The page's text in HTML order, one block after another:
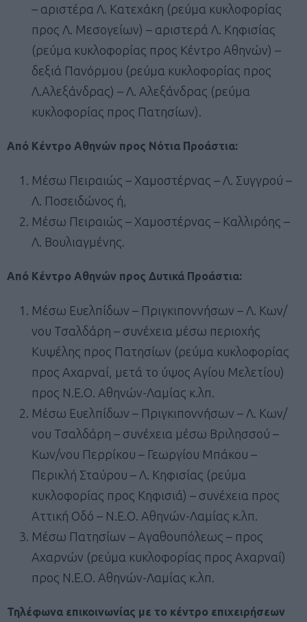
– αριστέρα Λ. Κατεχάκη (ρεύμα κυκλοφορίας
προς Λ. Μεσογείων) – αριστερά Λ. Κηφισίας
(ρεύμα κυκλοφορίας προς Κέντρο Αθηνών) –
δεξιά Πανόρμου (ρεύμα κυκλοφορίας προς
Λ.Αλεξάνδρας) – Λ. Αλεξάνδρας (ρεύμα
κυκλοφορίας προς Πατησίων).
Από Κέντρο Αθηνών προς Νότια Προάστια:
Μέσω Πειραιώς – Χαμοστέρνας – Λ. Συγγρού –
Λ. Ποσειδώνος ή,
Μέσω Πειραιώς – Χαμοστέρνας – Καλλιρόης –
Λ. Βουλιαγμένης.
Από Κέντρο Αθηνών προς Δυτικά Προάστια:
Μέσω Ευελπίδων – Πριγκιποννήσων – Λ. Κων/
νου Τσαλδάρη – συνέχεια μέσω περιοχής
Κυψέλης προς Πατησίων (ρεύμα κυκλοφορίας
προς Αχαρναί, μετά το ύψος Αγίου Μελετίου)
προς Ν.Ε.Ο. Αθηνών-Λαμίας κ.λπ.
Μέσω Ευελπίδων – Πριγκιποννήσων – Λ. Κων/
νου Τσαλδάρη – συνέχεια μέσω Βριλησσού –
Κων/νου Περρίκου – Γεωργίου Μπάκου –
Περικλή Σταύρου – Λ. Κηφισίας (ρεύμα
κυκλοφορίας προς Κηφισιά) – συνέχεια προς
Αττική Οδό – Ν.Ε.Ο. Αθηνών-Λαμίας κ.λπ.
Μέσω Πατησίων – Αγαθουπόλεως – προς
Αχαρνών (ρεύμα κυκλοφορίας προς Αχαρναί)
προς Ν.Ε.Ο. Αθηνών-Λαμίας κ.λπ.
Τηλέφωνα επικοινωνίας με το κέντρο επιχειρήσεων